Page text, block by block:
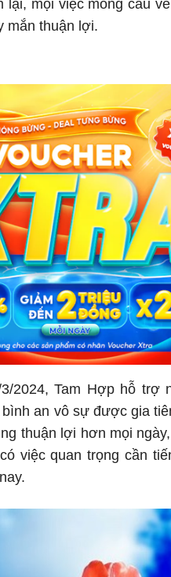
lại, mọi việc mong cầu
mắn thuận lợi.
2024, Tam Hợp hỗ trợ
an vô sự được gia
thuận lợi hơn mọi
việc quan trọng cần